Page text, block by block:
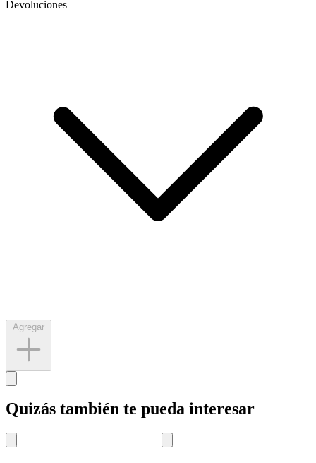
Devoluciones
Quizás también te pueda interesar